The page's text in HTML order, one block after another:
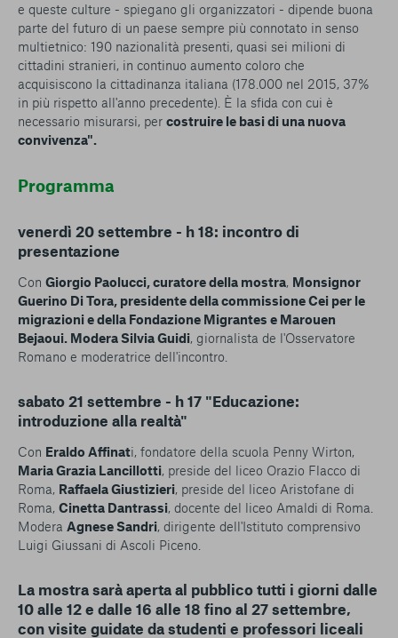
e queste culture - spiegano gli organizzatori - dipende buona
parte del futuro di un paese sempre più connotato in senso
multietnico: 190 nazionalità presenti, quasi sei milioni di
cittadini stranieri, in continuo aumento coloro che
acquisiscono la cittadinanza italiana (178.000 nel 2015, 37%
in più rispetto all'anno precedente). È la sfida con cui è
necessario misurarsi, per costruire le basi di una nuova
convivenza".
Programma
venerdì 20 settembre - h 18: incontro di
presentazione
Con Giorgio Paolucci, curatore della mostra, Monsignor
Guerino Di Tora, presidente della commissione Cei per le
migrazioni e della Fondazione Migrantes e Marouen
Bejaoui. ModeraSilvia Guidi, giornalista de l'Osservatore
Romano e moderatrice dell'incontro.
sabato 21 settembre - h 17 "Educazione:
introduzione alla realtà"
Con Eraldo Affinati, fondatore della scuola Penny Wirton,
Maria Grazia Lancillotti, preside del liceo Orazio Flacco di
Roma, Raffaela Giustizieri, preside del liceo Aristofane di
Roma, Cinetta Dantrassi, docente del liceo Amaldi di Roma.
Modera Agnese Sandri, dirigente dell'Istituto comprensivo
Luigi Giussani di Ascoli Piceno.
La mostra sarà aperta al pubblico tutti i giorni dalle
10 alle 12 e dalle 16 alle 18 fino al 27 settembre,
con visite guidate da studenti e professori liceali